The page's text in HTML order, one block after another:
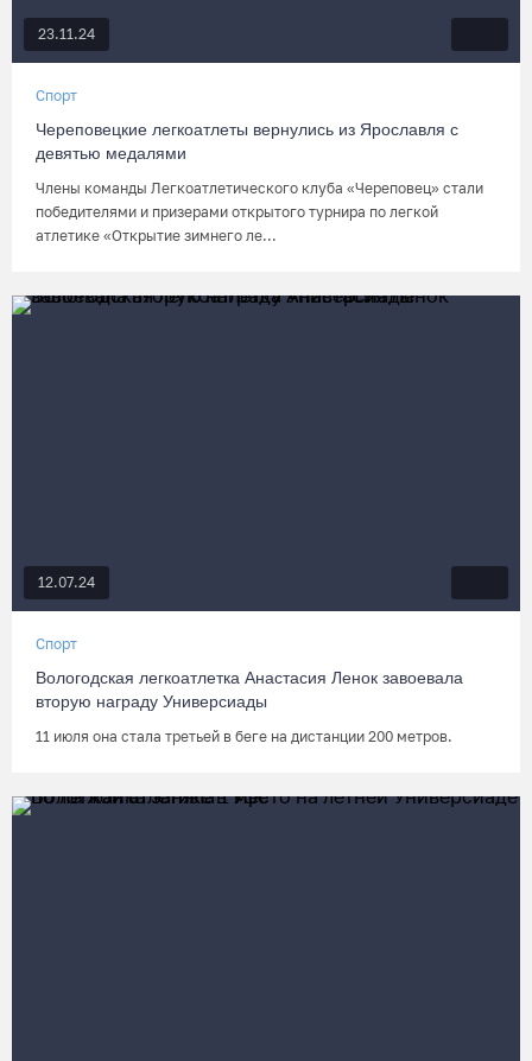
23.11.24
Спорт
Череповецкие легкоатлеты вернулись из Ярославля с
девятью медалями
Члены команды Легкоатлетического клуба «Череповец» стали
победителями и призерами открытого турнира по легкой
атлетике «Открытие зимнего ле...
12.07.24
Спорт
Вологодская легкоатлетка Анастасия Ленок завоевала
вторую награду Универсиады
11 июля она стала третьей в беге на дистанции 200 метров.